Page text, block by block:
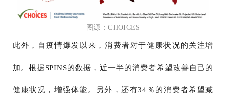
图源：CHOICES
此外，自疫情爆发以来，消费者对于健康状况的关注增
加。根据SPINS的数据，近一半的消费者希望改善自己的
健康状况，增强体能。另外，还有34％的消费者希望减